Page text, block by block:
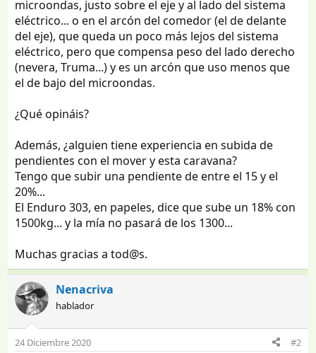
microondas, justo sobre el eje y al lado del sistema
eléctrico... o en el arcón del comedor (el de delante
del eje), que queda un poco más lejos del sistema
eléctrico, pero que compensa peso del lado derecho
(nevera, Truma...) y es un arcón que uso menos que
el de bajo del microondas.
¿Qué opináis?
Además, ¿alguien tiene experiencia en subida de
pendientes con el mover y esta caravana?
Tengo que subir una pendiente de entre el 15 y el
20%...
El Enduro 303, en papeles, dice que sube un 18% con
1500kg... y la mía no pasará de los 1300...
Muchas gracias a tod@s.
Nenacriva
hablador
24 Diciembre 2020 #2